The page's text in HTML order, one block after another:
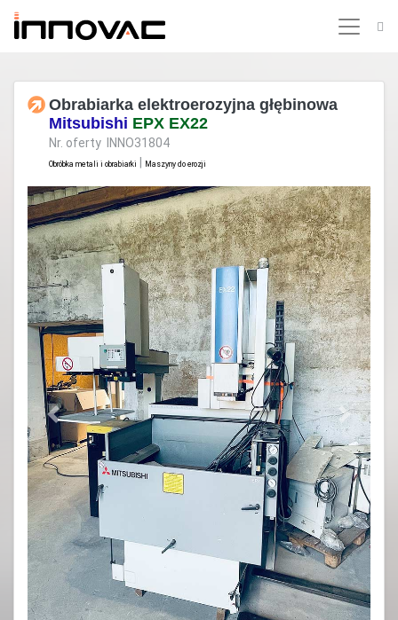
Obrabiarka elektroerozyjna głębinowa
Mitsubishi EPX EX22
Nr. oferty INNO31804
Obróbka metali i obrabiarki Maszyny do erozji
Previous Next